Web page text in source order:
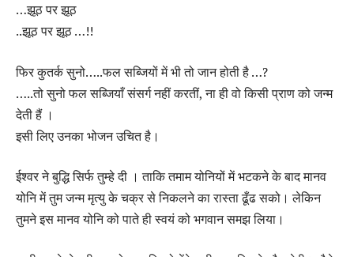
…झूठ पर झूठ
..झूठ पर झूठ …!!
फिर कुतर्क सुनो…..फल सब्जियों में भी तो जान होती है …?
…..तो सुनो फल सब्जियाँ संसर्ग नहीं करतीं, ना ही वो किसी प्राण को जन्म
देती हैं ।
इसी लिए उनका भोजन उचित है।
ईश्वर ने बुद्धि सिर्फ तुम्हे दी । ताकि तमाम योनियों में भटकने के बाद मानव
योनि में तुम जन्म मृत्यु के चक्र से निकलने का रास्ता ढूँढ सको। लेकिन
तुमने इस मानव योनि को पाते ही स्वयं को भगवान समझ लिया।